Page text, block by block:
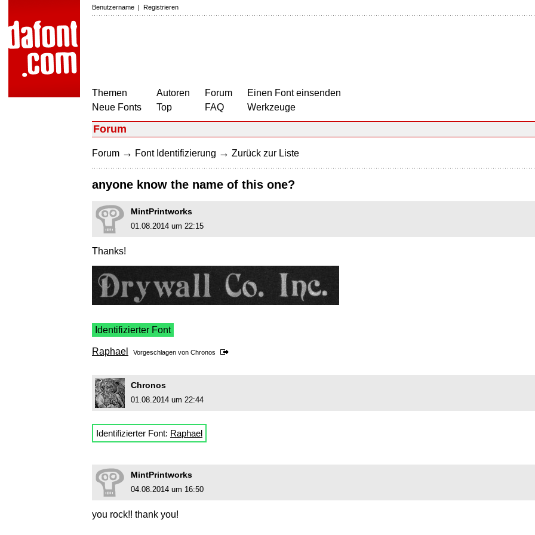
Benutzername | Registrieren
Themen
Neue Fonts
Autoren
Top
Forum
FAQ
Einen Font einsenden
Werkzeuge
Forum
Forum → Font Identifizierung → Zurück zur Liste
anyone know the name of this one?
MintPrintworks
01.08.2014 um 22:15
Thanks!
Identifizierter Font
Raphael Vorgeschlagen von Chronos
Chronos
01.08.2014 um 22:44
Identifizierter Font: Raphael
MintPrintworks
04.08.2014 um 16:50
you rock!! thank you!